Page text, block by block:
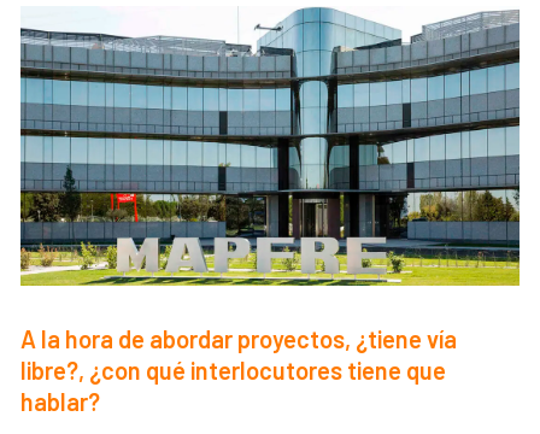
A la hora de abordar proyectos, ¿tiene vía
libre?, ¿con qué interlocutores tiene que
hablar?